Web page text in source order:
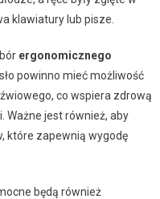
klawiatury lub pisze.
ergonomicznego
powinno mieć możliwość
co wspiera zdrową
Ważne jest również, aby
które zapewnią wygodę
będą również